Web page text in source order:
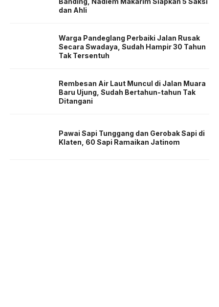
dan Ahli
Warga Pandeglang Perbaiki Jalan Rusak
Secara Swadaya, Sudah Hampir 30 Tahun
Tak Tersentuh
Rembesan Air Laut Muncul di Jalan Muara
Baru Ujung, Sudah Bertahun-tahun Tak
Ditangani
Pawai Sapi Tunggang dan Gerobak Sapi di
Klaten, 60 Sapi Ramaikan Jatinom